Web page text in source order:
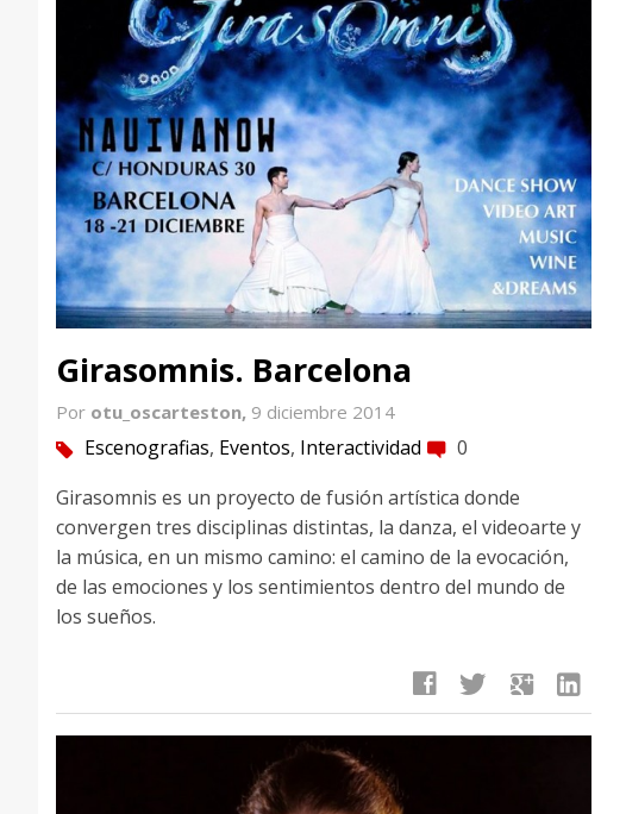
Girasomnis. Barcelona
Por otu_oscarteston, 9 diciembre 2014
tag Escenografias, Eventos, Interactividad comment 0
Girasomnis es un proyecto de fusión artística donde
convergen tres disciplinas distintas, la danza, el videoarte y
la música, en un mismo camino: el camino de la evocación,
de las emociones y los sentimientos dentro del mundo de
los sueños.
facebook twitter google linkedin